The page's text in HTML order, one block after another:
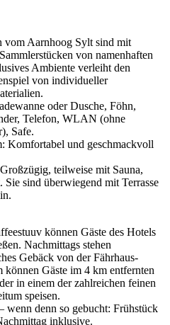
vom Aarnhoog Sylt sind mit
von namenhaften
Ambiente verleiht den
von individueller
oder Dusche, Föhn,
Telefon, WLAN (ohne
Safe.
Komfortabel und geschmackvoll
teilweise mit Sauna,
sind überwiegend mit Terrasse
können Gäste des Hotels
Nachmittags stehen
Gebäck von der Fährhaus-
Gäste im 4 km entfernten
in einem der zahlreichen feinen
speisen.
denn so gebucht: Frühstück
inklusive.